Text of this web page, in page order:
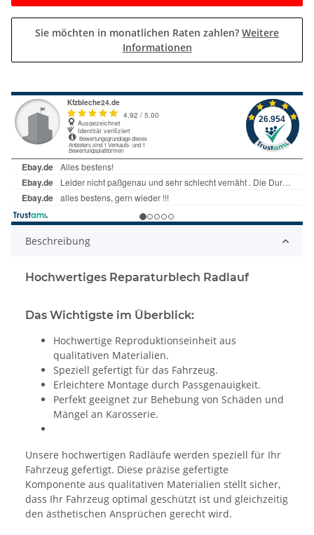
Sie möchten in monatlichen Raten zahlen? Weitere
Informationen
Beschreibung
Hochwertiges Reparaturblech Radlauf
Das Wichtigste im Überblick:
Hochwertige Reproduktionseinheit aus
qualitativen Materialien.
Speziell gefertigt für das Fahrzeug.
Erleichtere Montage durch Passgenauigkeit.
Perfekt geeignet zur Behebung von Schäden und
Mängel an Karosserie.
Unsere hochwertigen Radläufe werden speziell für Ihr
Fahrzeug gefertigt. Diese präzise gefertigte
Komponente aus qualitativen Materialien stellt sicher,
dass Ihr Fahrzeug optimal geschützt ist und gleichzeitig
den ästhetischen Ansprüchen gerecht wird.